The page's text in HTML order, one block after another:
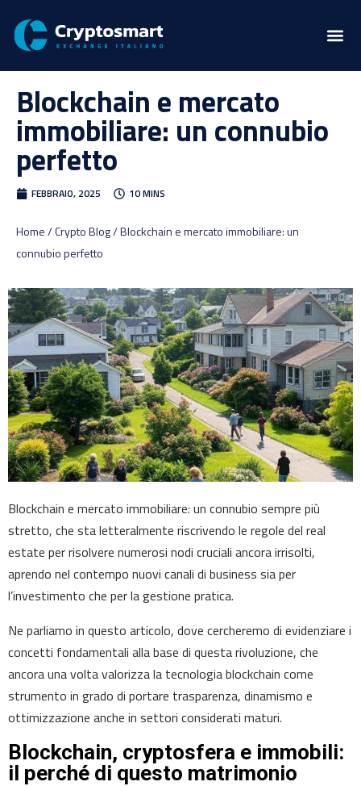
Blockchain e mercato
immobiliare: un connubio
perfetto
FEBBRAIO, 2025 10 MINS
Home / Crypto Blog / Blockchain e mercato immobiliare: un
connubio perfetto
Blockchain e mercato immobiliare: un connubio sempre più
stretto, che sta letteralmente riscrivendo le regole del real
estate per risolvere numerosi nodi cruciali ancora irrisolti,
aprendo nel contempo nuovi canali di business sia per
l’investimento che per la gestione pratica.
Ne parliamo in questo articolo, dove cercheremo di evidenziare i
concetti fondamentali alla base di questa rivoluzione, che
ancora una volta valorizza la tecnologia blockchain come
strumento in grado di portare trasparenza, dinamismo e
ottimizzazione anche in settori considerati maturi.
Blockchain, cryptosfera e immobili:
il perché di questo matrimonio